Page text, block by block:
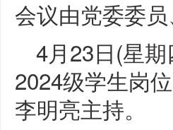
会议由党委委
4月23日(星
2024级学生岗
李明亮主持。